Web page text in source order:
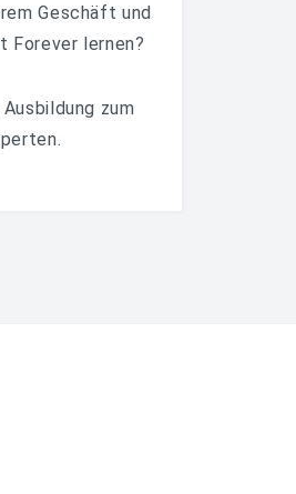
Geschäft und
Forever lernen?
zum